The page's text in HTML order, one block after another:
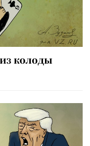
колоды